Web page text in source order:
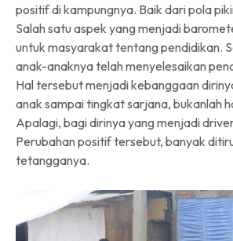
positif di kampungnya. Baik dari pola
Salah satu aspek yang menjadi
untuk masyarakat tentang pendidikan.
anak-anaknya telah menyelesaikan
Hal tersebut menjadi kebanggaan
anak sampai tingkat sarjana, bukanlah
Apalagi, bagi dirinya yang menjadi
Perubahan positif tersebut, banyak
tetangganya.